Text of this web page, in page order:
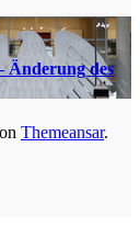
Änderung des
Themeansar.